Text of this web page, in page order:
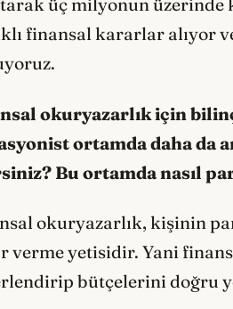
üç milyonun üzerinde
finansal kararlar alıyor
okuryazarlık için
ortamda daha da
Bu ortamda nasıl
okuryazarlık, kişinin
verme yetisidir. Yani
bütçelerini doğru